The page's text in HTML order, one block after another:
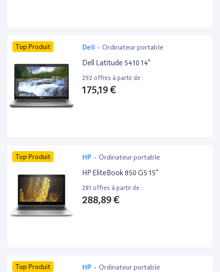
Top Produit Dell - Ordinateur portable
Dell Latitude 5410 14”
292 offres à partir de :
175,19 €
Top Produit HP - Ordinateur portable
HP EliteBook 850 G5 15”
281 offres à partir de :
288,89 €
Top Produit HP - Ordinateur portable